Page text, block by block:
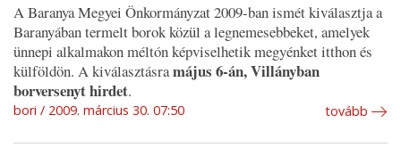
A Baranya Megyei Önkormányzat 2009-ban ismét kiválasztja a
Baranyában termelt borok közül a legnemesebbeket, amelyek
ünnepi alkalmakon méltón képviselhetik megyénket itthon és
külföldön. A kiválasztásramájus 6-án, Villányban
borversenyt hirdet.
bori 2009. március 30. 07:50 tovább